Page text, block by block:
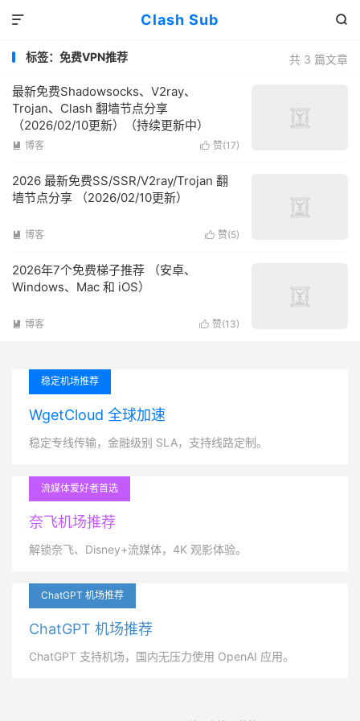
Clash Sub 

共 3 篇文章
标签：免费VPN推荐
最新免费Shadowsocks、V2ray、
Trojan、Clash 翻墙节点分享
（2026/02/10更新）（持续更新中）
 赞(17)
 博客
2026 最新免费SS/SSR/V2ray/Trojan 翻
墙节点分享 （2026/02/10更新）
 赞(5)
 博客
2026年7个免费梯子推荐 （安卓、
Windows、Mac 和 iOS）
 赞(13)
 博客
稳定机场推荐
WgetCloud 全球加速
稳定专线传输，金融级别 SLA，支持线路定制。
流媒体爱好者首选
奈飞机场推荐
解锁奈飞、Disney+流媒体，4K 观影体验。
ChatGPT 机场推荐
ChatGPT 机场推荐
ChatGPT 支持机场，国内无压力使用 OpenAI 应用。